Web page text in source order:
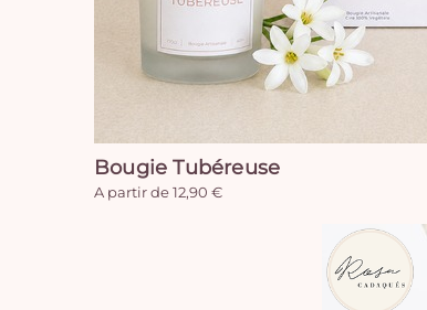
Bougie Tubéreuse
A partir de 12,90 €